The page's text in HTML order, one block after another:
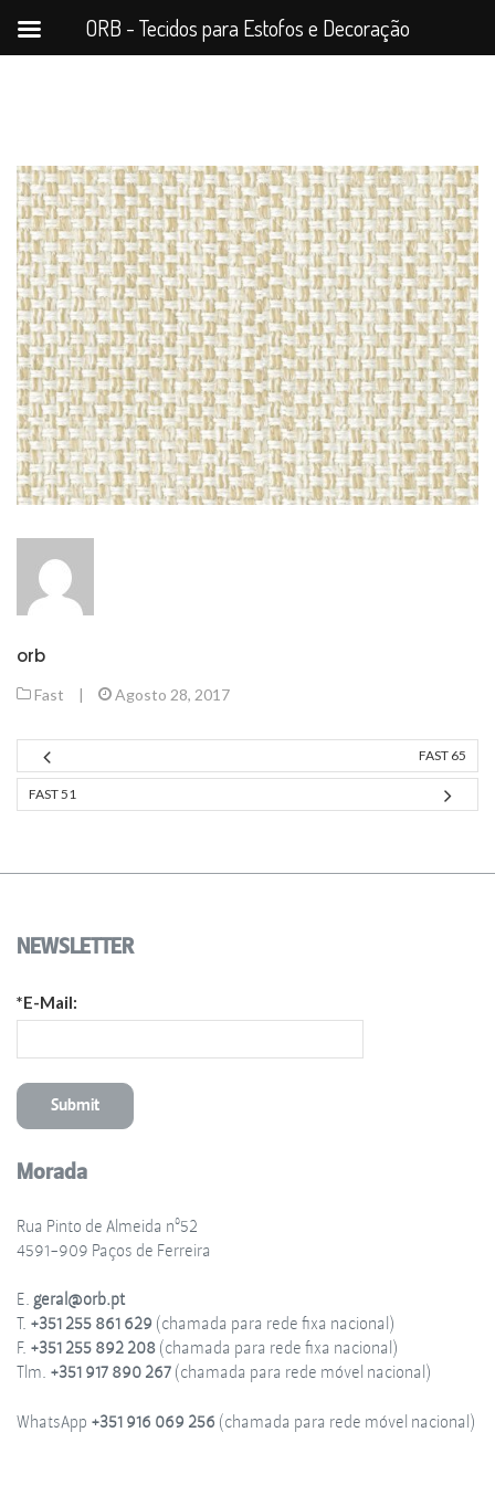
orb
Fast | Agosto 28, 2017
FAST 65
FAST 51
NEWSLETTER
*E-Mail:
Morada
Rua Pinto de Almeida nº52
4591-909 Paços de Ferreira
E. geral@orb.pt
T. +351 255 861 629 (chamada para rede fixa nacional)
F. +351 255 892 208(chamada para rede fixa nacional)
Tlm. +351 917 890 267(chamada para rede móvel nacional)
WhatsApp +351 916 069 256 (chamada para rede móvel nacional)
ORB - Tecidos para Estofos e Decoração